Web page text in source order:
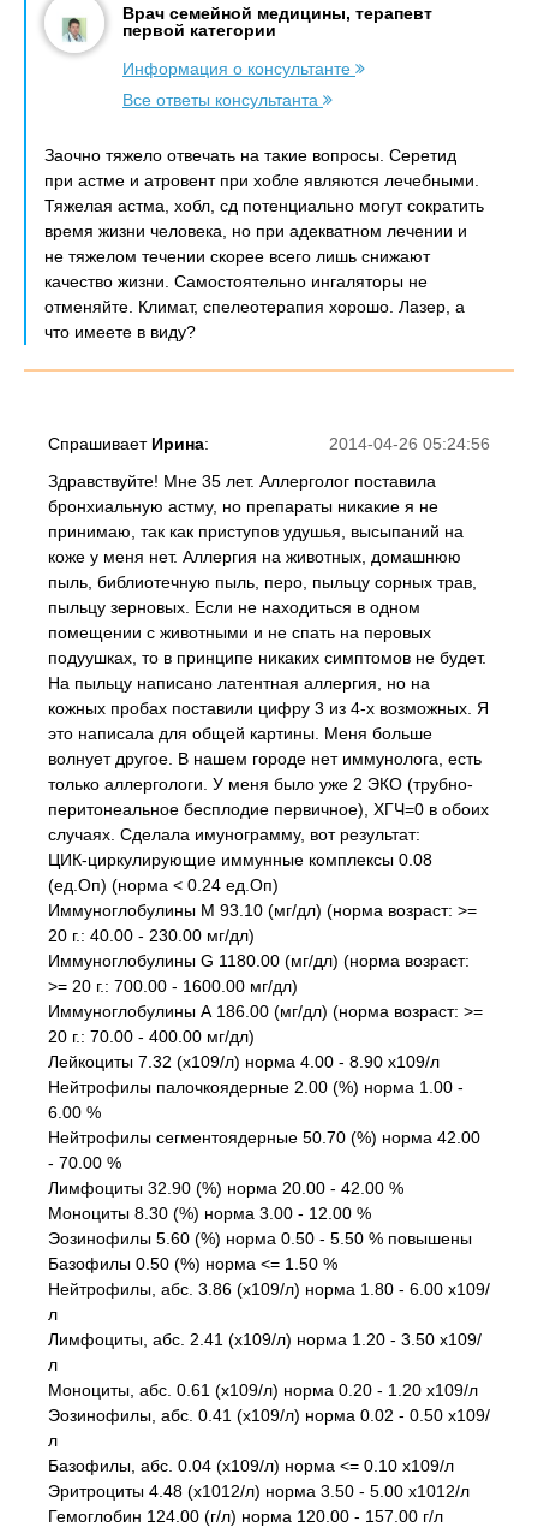
Врач семейной медицины, терапевт
первой категории
Информация о консультанте
Все ответы консультанта
Заочно тяжело отвечать на такие вопросы. Серетид
при астме и атровент при хобле являются лечебными.
Тяжелая астма, хобл, сд потенциально могут сократить
время жизни человека, но при адекватном лечении и
не тяжелом течении скорее всего лишь снижают
качество жизни. Самостоятельно ингаляторы не
отменяйте. Климат, спелеотерапия хорошо. Лазер, а
что имеете в виду?
2014-04-26 05:24:56
Спрашивает Ирина:
Здравствуйте! Мне 35 лет. Аллерголог поставила
бронхиальную астму, но препараты никакие я не
принимаю, так как приступов удушья, высыпаний на
коже у меня нет. Аллергия на животных, домашнюю
пыль, библиотечную пыль, перо, пыльцу сорных трав,
пыльцу зерновых. Если не находиться в одном
помещении с животными и не спать на перовых
подуушках, то в принципе никаких симптомов не будет.
На пыльцу написано латентная аллергия, но на
кожных пробах поставили цифру 3 из 4-х возможных. Я
это написала для общей картины. Меня больше
волнует другое. В нашем городе нет иммунолога, есть
только аллергологи. У меня было уже 2 ЭКО (трубно-
перитонеальное бесплодие первичное), ХГЧ=0 в обоих
случаях. Сделала имунограмму, вот результат:
ЦИК-циркулирующие иммунные комплексы 0.08
(ед.Оп) (норма < 0.24 ед.Оп)
Иммуноглобулины М 93.10 (мг/дл) (норма возраст: >=
20 г.: 40.00 - 230.00 мг/дл)
Иммуноглобулины G 1180.00 (мг/дл) (норма возраст:
>= 20 г.: 700.00 - 1600.00 мг/дл)
Иммуноглобулины А 186.00 (мг/дл) (норма возраст: >=
20 г.: 70.00 - 400.00 мг/дл)
Лейкоциты 7.32 (x109/л) норма 4.00 - 8.90 x109/л
Нейтрофилы палочкоядерные 2.00 (%) норма 1.00 -
6.00 %
Нейтрофилы сегментоядерные 50.70 (%) норма 42.00
- 70.00 %
Лимфоциты 32.90 (%) норма 20.00 - 42.00 %
Моноциты 8.30 (%) норма 3.00 - 12.00 %
Эозинофилы 5.60 (%) норма 0.50 - 5.50 % повышены
Базофилы 0.50 (%) норма <= 1.50 %
Нейтрофилы, абс. 3.86 (x109/л) норма 1.80 - 6.00 x109/
л
Лимфоциты, абс. 2.41 (x109/л) норма 1.20 - 3.50 x109/
л
Моноциты, абс. 0.61 (x109/л) норма 0.20 - 1.20 x109/л
Эозинофилы, абс. 0.41 (x109/л) норма 0.02 - 0.50 x109/
л
Базофилы, абс. 0.04 (x109/л) норма <= 0.10 x109/л
Эритроциты 4.48 (x1012/л) норма 3.50 - 5.00 x1012/л
Гемоглобин 124.00 (г/л) норма 120.00 - 157.00 г/л